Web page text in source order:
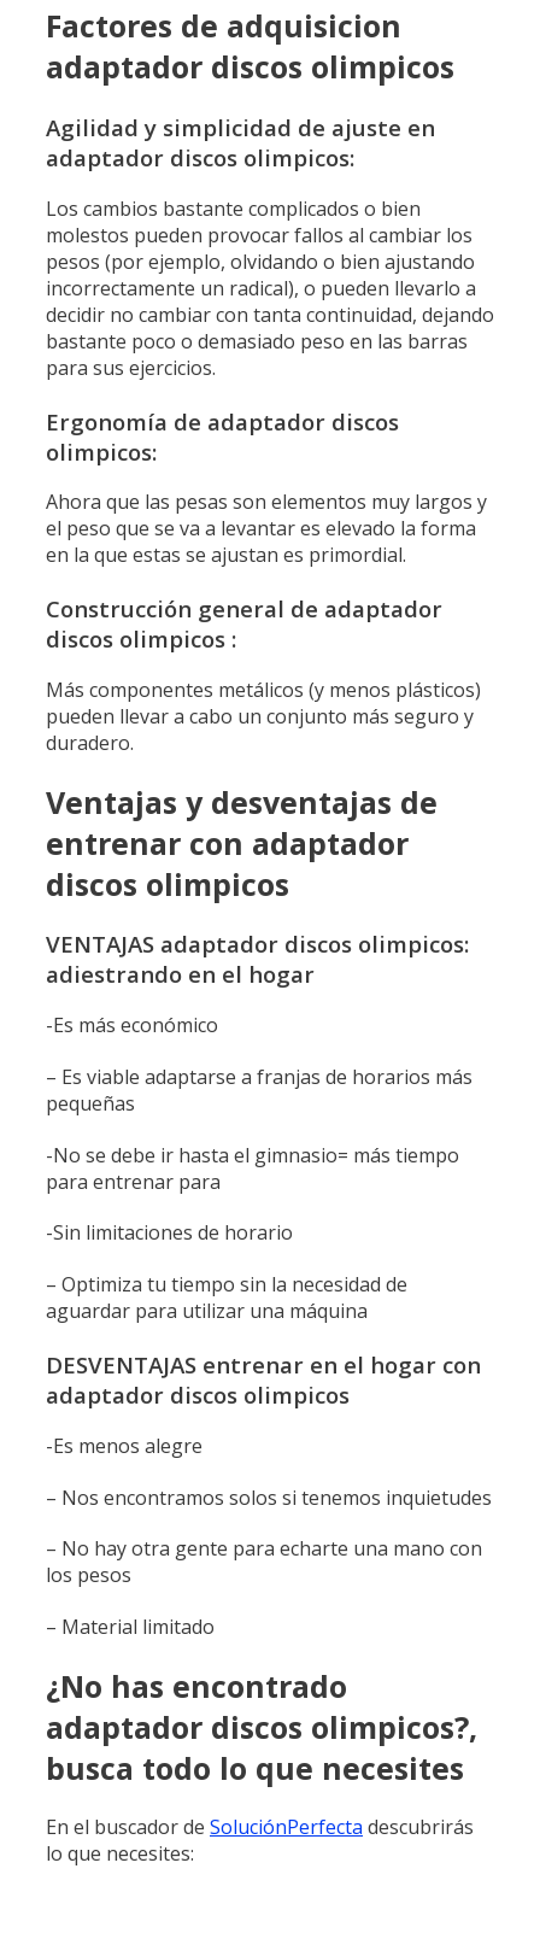
Factores de adquisicion
adaptador discos olimpicos
Agilidad y simplicidad de ajuste en
adaptador discos olimpicos:
Los cambios bastante complicados o bien
molestos pueden provocar fallos al cambiar los
pesos (por ejemplo, olvidando o bien ajustando
incorrectamente un radical), o pueden llevarlo a
decidir no cambiar con tanta continuidad, dejando
bastante poco o demasiado peso en las barras
para sus ejercicios.
Ergonomía de adaptador discos
olimpicos:
Ahora que las pesas son elementos muy largos y
el peso que se va a levantar es elevado la forma
en la que estas se ajustan es primordial.
Construcción general de adaptador
discos olimpicos :
Más componentes metálicos (y menos plásticos)
pueden llevar a cabo un conjunto más seguro y
duradero.
Ventajas y desventajas de
entrenar con adaptador
discos olimpicos
VENTAJAS adaptador discos olimpicos:
adiestrando en el hogar
-Es más económico
– Es viable adaptarse a franjas de horarios más
pequeñas
-No se debe ir hasta el gimnasio= más tiempo
para entrenar para
-Sin limitaciones de horario
– Optimiza tu tiempo sin la necesidad de
aguardar para utilizar una máquina
DESVENTAJAS entrenar en el hogar con
adaptador discos olimpicos
-Es menos alegre
– Nos encontramos solos si tenemos inquietudes
– No hay otra gente para echarte una mano con
los pesos
– Material limitado
¿No has encontrado
adaptador discos olimpicos?,
busca todo lo que necesites
En el buscador de SoluciónPerfecta descubrirás
lo que necesites: